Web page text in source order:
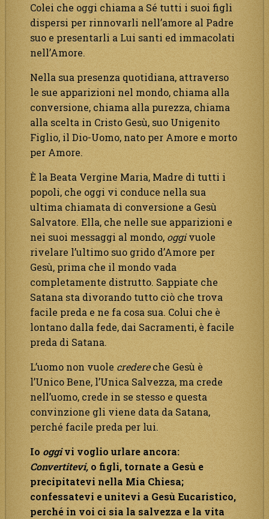
Colei che oggi chiama a Sé tutti i suoi figli
dispersi per rinnovarli nell’amore al Padre
suo e presentarli a Lui santi ed immacolati
nell’Amore.
Nella sua presenza quotidiana, attraverso
le sue apparizioni nel mondo, chiama alla
conversione, chiama alla purezza, chiama
alla scelta in Cristo Gesù, suo Unigenito
Figlio, il Dio-Uomo, nato per Amore e morto
per Amore.
È la Beata Vergine Maria, Madre di tutti i
popoli, che oggi vi conduce nella sua
ultima chiamata di conversione a Gesù
Salvatore. Ella, che nelle sue apparizioni e
nei suoi messaggi al mondo, oggivuole
rivelare l’ultimo suo grido d’Amore per
Gesù, prima che il mondo vada
completamente distrutto. Sappiate che
Satana sta divorando tutto ciò che trova
facile preda e ne fa cosa sua. Colui che è
lontano dalla fede, dai Sacramenti, è facile
preda di Satana.
L’uomo non vuole credereche Gesù è
l’Unico Bene, l’Unica Salvezza, ma crede
nell’uomo, crede in se stesso e questa
convinzione gli viene data da Satana,
perché facile preda per lui.
Io oggivi voglio urlare ancora:
Convertitevi, o figli, tornate a Gesù e
precipitatevi nella Mia Chiesa;
confessatevi e unitevi a Gesù Eucaristico,
perché in voi ci sia la salvezza e la vita